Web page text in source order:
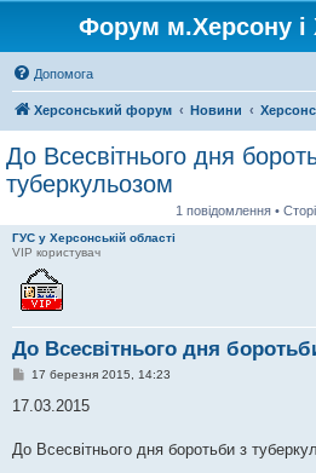
Форум м.Херсону і
Допомога
Херсонський форум Новини
До Всесвітнього дня
туберкульозом
1 повідомлення •
ГУС у Херсонській області
VIP користувач
До Всесвітнього дня
П
в
о
17 березня 2015, 14:23
17.03.2015
До Всесвітнього дня боротьби з